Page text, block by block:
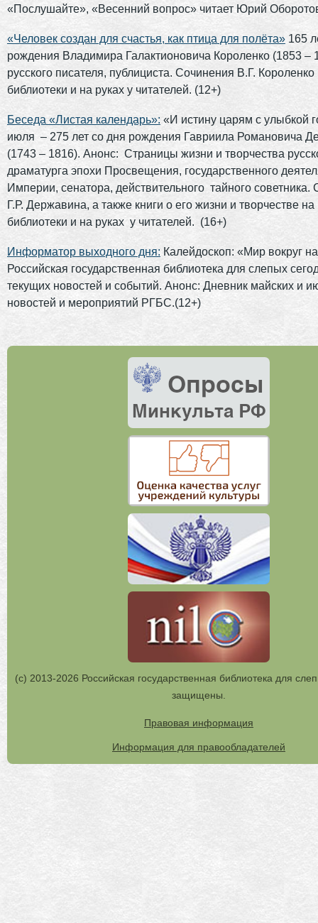
«Послушайте», «Весенний вопрос» читает Юрий
«Человек создан для счастья, как птица для полёта» 165
рождения Владимира Галактионовича Короленко (1853 –
русского писателя, публициста. Сочинения В.Г. Короленко
библиотеки и на руках у читателей. (12+)
Беседа «Листая календарь»: «И истину царям с улыбкой
июля – 275 лет со дня рождения Гавриила Романовича
(1743 – 1816). Анонс: Страницы жизни и творчества
драматурга эпохи Просвещения, государственного
Империи, сенатора, действительного тайного советника.
Г.Р. Державина, а также книги о его жизни и творчестве на
библиотеки и на руках у читателей. (16+)
Информатор выходного дня: Калейдоскоп: «Мир вокруг
Российская государственная библиотека для слепых
текущих новостей и событий. Анонс: Дневник майских и
новостей и мероприятий РГБС.(12+)
(с) 2013-2026 Российская государственная библиотека для
защищены.
Правовая информация
Информация для правообладателей